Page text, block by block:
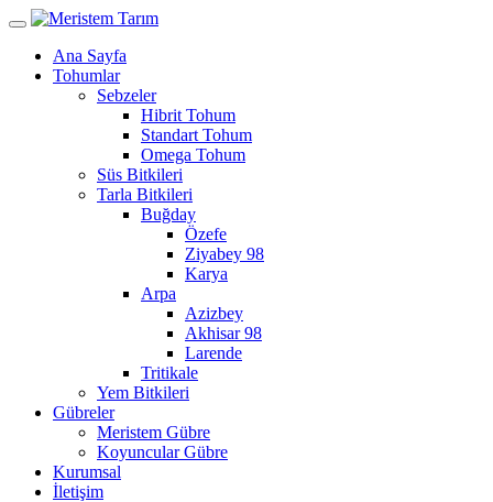
Ana Sayfa
Tohumlar
Sebzeler
Hibrit Tohum
Standart Tohum
Omega Tohum
Süs Bitkileri
Tarla Bitkileri
Buğday
Özefe
Ziyabey 98
Karya
Arpa
Azizbey
Akhisar 98
Larende
Tritikale
Yem Bitkileri
Gübreler
Meristem Gübre
Koyuncular Gübre
Kurumsal
İletişim